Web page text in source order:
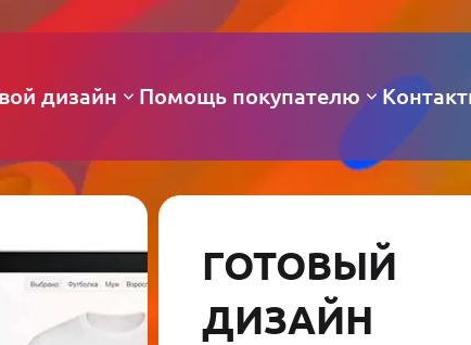
дизайн Помощь покупателю
ГОТОВЫЙ
ДИЗАЙН